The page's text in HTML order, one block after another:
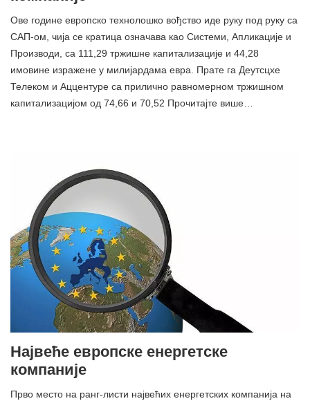
Ове године европско технолошко вођство иде руку под руку са
САП-ом, чија се кратица означава као Системи, Апликације и
Производи, са 111,29 тржишне капитализације и 44,28
имовине изражене у милијардама евра. Прате га Деутсцхе
Телеком и Аццентуре са прилично равномерном тржишном
капитализацијом од 74,66 и 70,52 Прочитајте више…
Највеће европске енергетске
компаније
Прво место на ранг-листи највећих енергетских компанија на